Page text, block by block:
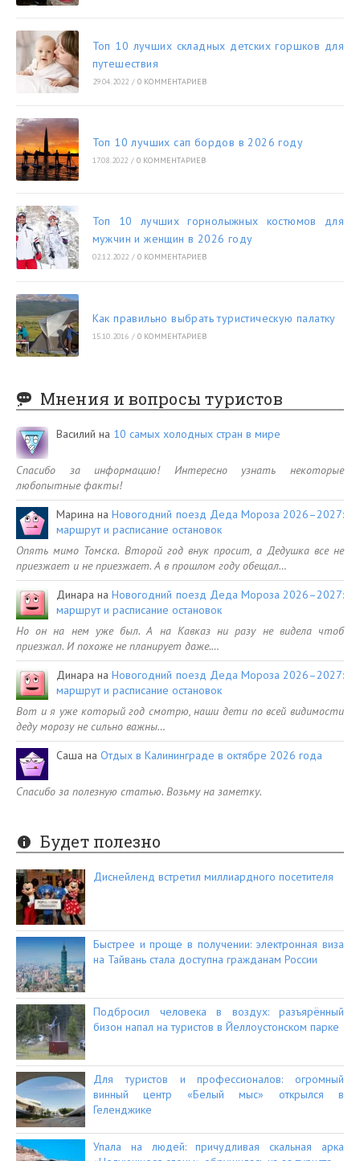
Топ 10 лучших складных детских горшков для
путешествия
29.04.2022 / 0 КОММЕНТАРИЕВ
Топ 10 лучших сап бордов в 2026 году
17.08.2022 / 0 КОММЕНТАРИЕВ
Топ 10 лучших горнолыжных костюмов для
мужчин и женщин в 2026 году
02.12.2022 / 0 КОММЕНТАРИЕВ
Как правильно выбрать туристическую палатку
15.10.2016 / 0 КОММЕНТАРИЕВ
Мнения и вопросы туристов
Василий на 10 самых холодных стран в мире
Спасибо за информацию! Интересно узнать некоторые
любопытные факты!
Марина наНовогодний поезд Деда Мороза 2026–2027:
маршрут и расписание остановок
Опять мимо Томска. Второй год внук просит, а Дедушка все не
приезжает и не приезжает. А в прошлом году обещал…
Динара наНовогодний поезд Деда Мороза 2026–2027:
маршрут и расписание остановок
Но он на нем уже был. А на Кавказ ни разу не видела чтоб
приезжал. И похоже не планирует даже.…
Динара наНовогодний поезд Деда Мороза 2026–2027:
маршрут и расписание остановок
Вот и я уже который год смотрю, наши дети по всей видимости
деду морозу не сильно важны…
Саша на Отдых в Калининграде в октябре 2026 года
Спасибо за полезную статью. Возьму на заметку.
Будет полезно
Диснейленд встретил миллиардного посетителя
Быстрее и проще в получении: электронная виза
на Тайвань стала доступна гражданам России
Подбросил человека в воздух: разъярённый
бизон напал на туристов в Йеллоустонском парке
Для туристов и профессионалов: огромный
винный центр «Белый мыс» открылся в
Геленджике
Упала на людей: причудливая скальная арка